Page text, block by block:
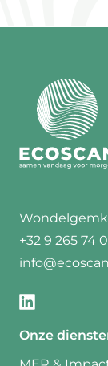
+32 9 265 74
Onze